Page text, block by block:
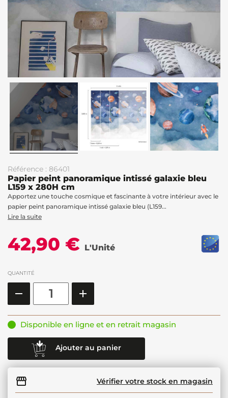
Référence : 86401
Papier peint panoramique intissé galaxie bleu
L159 x 280H cm
Apportez une touche cosmique et fascinante à votre intérieur avec le
papier peint panoramique intissé galaxie bleu (L159...
Lire la suite
42,90 € L'Unité
QUANTITÉ
Disponible en ligne et en retrait magasin
Ajouter au panier
Vérifier votre stock en magasin